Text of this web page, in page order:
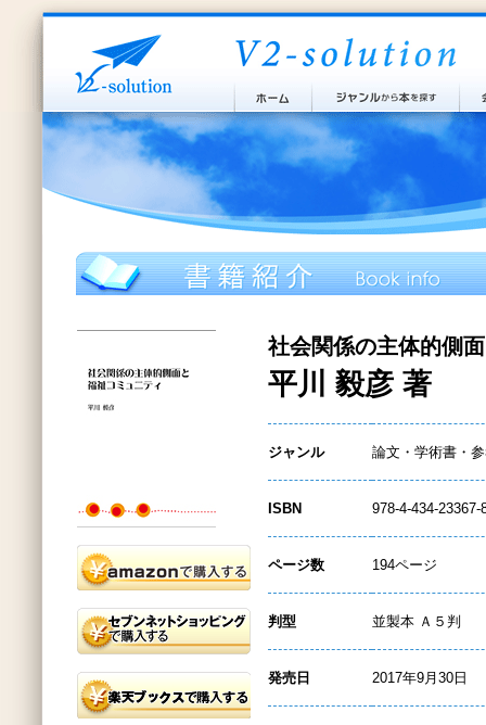
社会関係の主体的側
平川 毅彦 著
ジャンル 論文・学術書・
ISBN 978-4-434-23367-
ページ数 194ページ
判型 並製本 Ａ５判
発売日 2017年9月30日